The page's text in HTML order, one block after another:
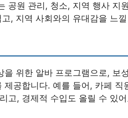
공원 관리, 청소, 지역 행사 지
, 지역 사회와의 유대감을 느
위한 알바 프로그램으로, 보
제공합니다. 예를 들어, 카페
고, 경제적 수입도 올릴 수 있